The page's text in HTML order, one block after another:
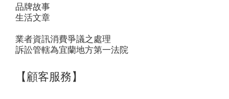
品牌故事
生活文章
業者資訊消費爭議之處理
訴訟管轄為宜蘭地方第一法院
【顧客服務】